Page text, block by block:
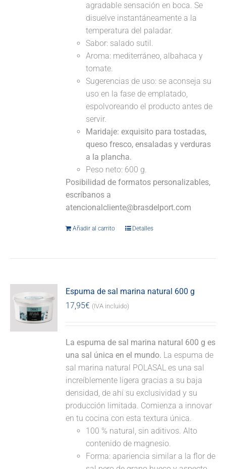
agradable sensación en boca. Se
disuelve instantáneamente a la
temperatura del paladar.
Sabor: salado sutil.
Aroma: mediterráneo, albahaca y
tomate.
Sugerencias de uso: se aconseja su
uso en la fase de emplatado,
espolvoreando el producto antes de
servir.
Maridaje: exquisito para tostadas,
queso fresco, ensaladas y verduras
a la plancha.
Peso neto: 600 g.
Posibilidad de formatos personalizables,
escríbanos a
atencionalcliente@brasdelport.com
Añadir al carrito Detalles
Espuma de sal marina natural 600 g
17,95€ (IVA incluido)
La espuma de sal marina natural 600 g es
una sal única en el mundo. La espuma de
sal marina natural POLASAL es una sal
increíblemente ligera gracias a su baja
densidad, de ahí su exclusividad y su
producción limitada. Comienza a innovar
en tu cocina con esta textura única.
100 % natural, sin aditivos. Alto
contenido de magnesio.
Forma: apariencia similar a la flor de